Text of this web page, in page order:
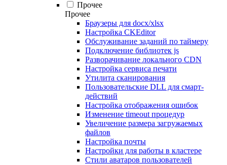
Прочее
Прочее
Браузеры для docx/xlsx
Настройка CKEditor
Обслуживание заданий по таймеру
Подключение библиотек js
Разворачивание локального CDN
Настройка сервиса печати
Утилита сканирования
Пользовательские DLL для смарт-
действий
Настройка отображения ошибок
Изменение timeout процедур
Увеличение размера загружаемых
файлов
Настройка почты
Настройки для работы в кластере
Стили аватаров пользователей